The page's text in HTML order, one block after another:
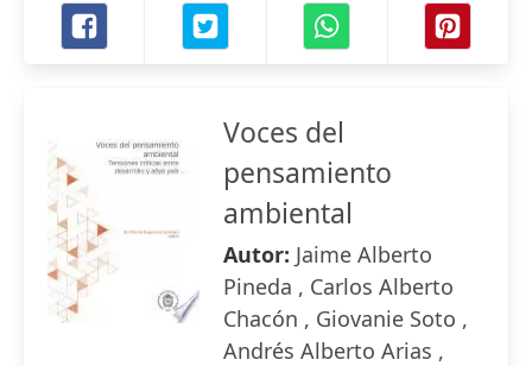
Voces del
pensamiento
ambiental
Autor: Jaime Alberto
Pineda , Carlos Alberto
Chacón , Giovanie Soto ,
Andrés Alberto Arias ,